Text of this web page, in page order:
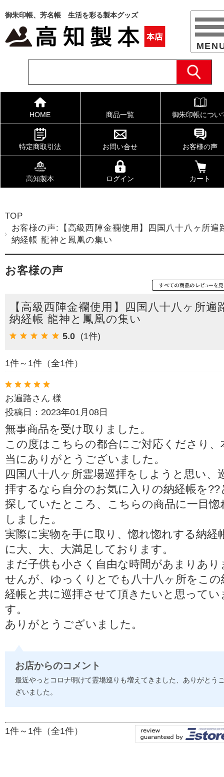
御朱印帳、芳名帳 生活を彩る製本グッズ
HOME 商品一覧 御朱印帳につい
特定商取引法 お問い合せ お客様の声
高知製本 ログイン カート
TOP
お客様の声:【高級西陣金襴使用】四国八十八ヶ所遍
納経帳 龍神と鳳凰の集い
お客様の声
【高級西陣金襴使用】四国八十八ヶ所遍
納経帳 龍神と鳳凰の集い
5.0 (1件)
1件～1件（全1件）
お遍路さん 様
投稿日：2023年01月08日
無事商品を受け取りました。
この度はこちらの都合にご対応くださり、
当にありがとうございました。
四国八十八ヶ所霊場巡拝をしようと思い、
拝するなら自分のお気に入りの納経帳を??
探していたところ、こちらの商品に一目惚
しました。
実際に実物を手に取り、惚れ惚れする納経
に大、大、大満足しております。
まだ子供も小さく自由な時間があまりあり
せんが、ゆっくりとでも八十八ヶ所をこの
経帳と共に巡拝させて頂きたいと思ってい
す。
ありがとうございました。
お店からのコメント
最近やっとコロナ明けて霊場巡りも増えてきました、ありがとう
ざいました。
1件～1件（全1件）